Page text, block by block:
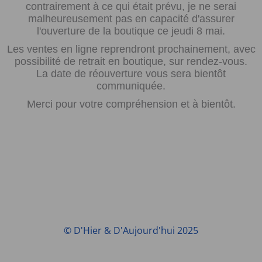
contrairement à ce qui était prévu, je ne serai
malheureusement pas en capacité d'assurer
l'ouverture de la boutique ce jeudi 8 mai.
Les ventes en ligne reprendront prochainement, avec
possibilité de retrait en boutique, sur rendez-vous.
La date de réouverture vous sera bientôt
communiquée.
Merci pour votre compréhension et à bientôt.
© D'Hier & D'Aujourd'hui 2025